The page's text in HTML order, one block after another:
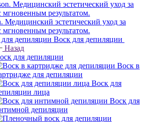
Медицинский эстетический уход за
мгновенным результатом.
Воск для депиляции
Назад
для депиляции
Воск в
для депиляции
Воск для
лица
Воск для
депиляции